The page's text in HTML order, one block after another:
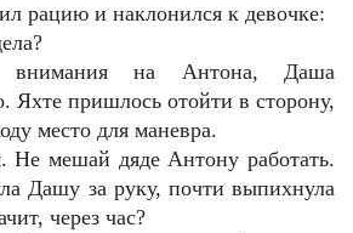
рацию и наклонился к девочке:
внимания на Антона, Даша
Яхте пришлось отойти в сторону,
место для маневра.
Не мешай дяде Антону работать.
Дашу за руку, почти выпихнула
через час?